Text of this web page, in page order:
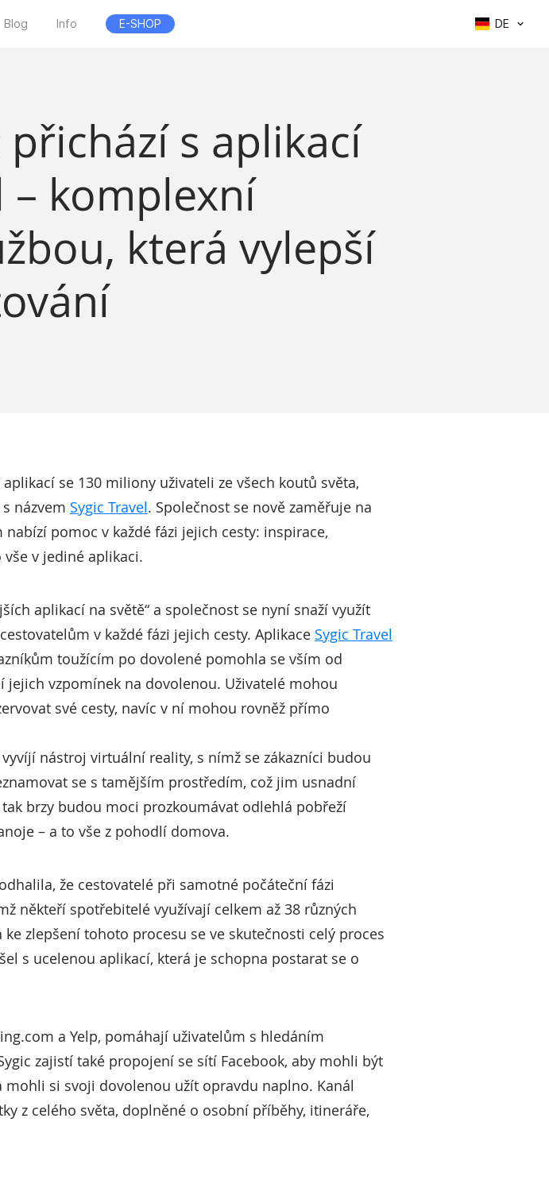
Blog Info E-SHOP DE
s aplikací
– komplexní
která vylepší
se 130 miliony uživateli ze všech koutů světa,
názvem Sygic Travel. Společnost se nově zaměřuje na
pomoc v každé fázi jejich cesty: inspirace,
v jediné aplikaci.
aplikací na světě“ a společnost se nyní snaží využít
v každé fázi jejich cesty. Aplikace Sygic Travel
toužícím po dovolené pomohla se vším od
vzpomínek na dovolenou. Uživatelé mohou
své cesty, navíc v ní mohou rovněž přímo
nástroj virtuální reality, s nímž se zákazníci budou
se s tamějším prostředím, což jim usnadní
brzy budou moci prozkoumávat odlehlá pobřeží
– a to vše z pohodlí domova.
že cestovatelé při samotné počáteční fázi
někteří spotřebitelé využívají celkem až 38 různých
zlepšení tohoto procesu se ve skutečnosti celý proces
s ucelenou aplikací, která je schopna postarat se o
a Yelp, pomáhají uživatelům s hledáním
zajistí také propojení se sítí Facebook, aby mohli být
si svoji dovolenou užít opravdu naplno. Kanál
z celého světa, doplněné o osobní příběhy, itineráře,